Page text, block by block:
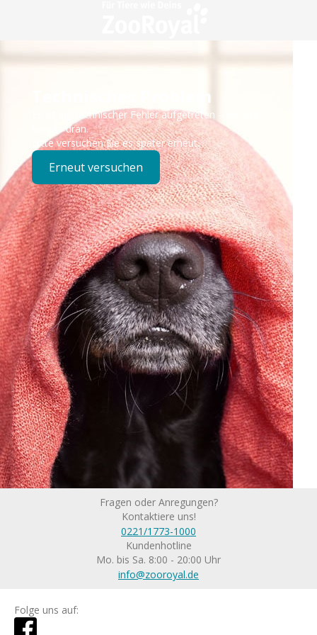
Technisches Problem
Es ist ein technischer Fehler aufgetreten – wir sind
bereits dran.
Bitte versuchen Sie es später erneut.
Erneut versuchen
Fragen oder Anregungen?
Kontaktiere uns!
0221/1773-1000
Kundenhotline
Mo. bis Sa. 8:00 - 20:00 Uhr
info@zooroyal.de
Folge uns auf: